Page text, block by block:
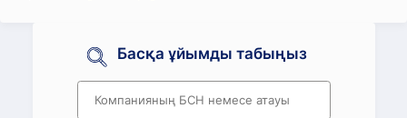
Басқа ұйымды табыңыз